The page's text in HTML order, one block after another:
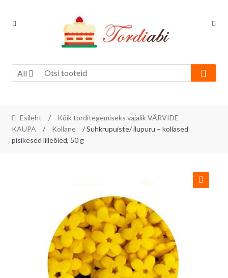
Skip
Skip
All
Esileht /
Kõik torditegemiseks vajalik VÄRVIDE
KAUPA
/ Kollane
/ Suhkrupuiste/ ilupuru – kollased
pisikesed lilleõied, 50 g